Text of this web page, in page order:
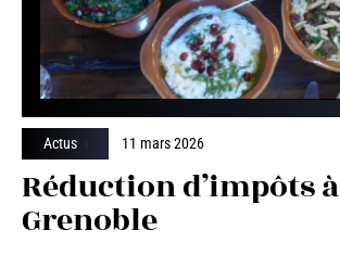
Actus 11 mars 2026
Réduction d’impôts à
Grenoble